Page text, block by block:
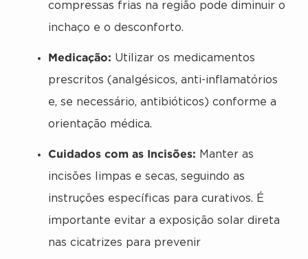
compressas frias na região pode diminuir o
inchaço e o desconforto.
Medicação: Utilizar os medicamentos
prescritos (analgésicos, anti-inflamatórios
e, se necessário, antibióticos) conforme a
orientação médica.
Cuidados com as Incisões: Manter as
incisões limpas e secas, seguindo as
instruções específicas para curativos. É
importante evitar a exposição solar direta
nas cicatrizes para prevenir